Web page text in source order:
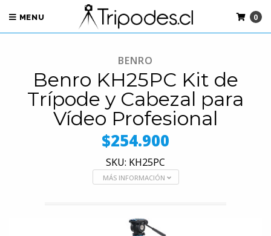
MENU 0
BENRO
Benro KH25PC Kit de
Trípode y Cabezal para
Vídeo Profesional
$254.900
SKU: KH25PC
MÁS INFORMACIÓN